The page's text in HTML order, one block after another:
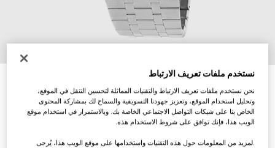
نستخدم ملفات تعريف الارتباط
نحن نستخدم ملفات تعريف الارتباط والتقنيات المماثلة لتحسين التنقل في الموقع،
وتحليل استخدام الموقع، وتعزيز جهودنا التسويقية والسماح لك بمشاركة المحتوى
الخاص بنا على شبكات التواصل الاجتماعي الخاصة بك. وبالاستمرار في استخدام موقع
الويب هذا، فإنك توافق على شروط الاستخدام هذه.
.لمزيد من المعلومات حول هذه التقنيات واستخدامها على موقع الويب هذا، يُرجى